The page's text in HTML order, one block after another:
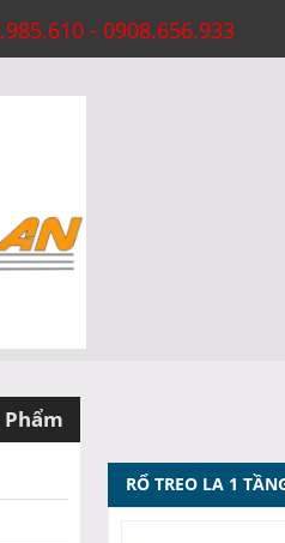
- 0908.656.933
RỔ TREO LA 1
Phẩm